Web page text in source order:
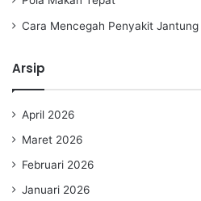
Cara Mencegah Penyakit Jantung
Arsip
April 2026
Maret 2026
Februari 2026
Januari 2026